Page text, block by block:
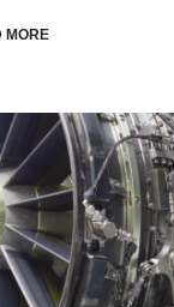
MORE